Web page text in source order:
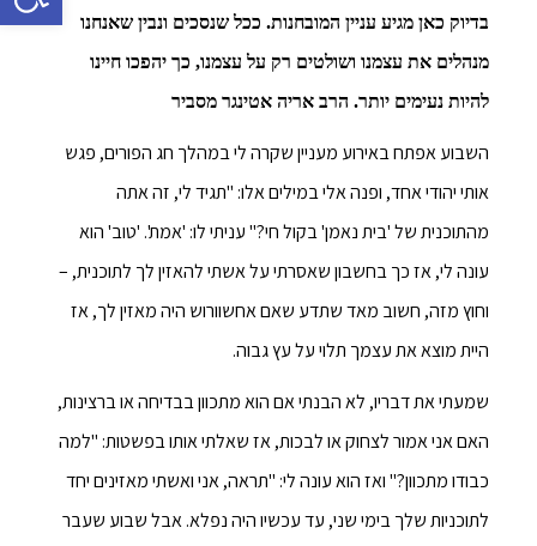
בדיוק כאן מגיע עניין המובחנות. ככל שנסכים ונבין שאנחנו
מנהלים את עצמנו ושולטים רק על עצמנו, כך יהפכו חיינו
להיות נעימים יותר. הרב אריה אטינגר מסביר
השבוע אפתח באירוע מעניין שקרה לי במהלך חג הפורים, פגש
אותי יהודי אחד, ופנה אלי במילים אלו: "תגיד לי, זה אתה
מהתוכנית של 'בית נאמן' בקול חי?" עניתי לו: 'אמת'. 'טוב' הוא
עונה לי, אז כך בחשבון שאסרתי על אשתי להאזין לך לתוכנית, –
וחוץ מזה, חשוב מאד שתדע שאם אחשוורוש היה מאזין לך, אז
היית מוצא את עצמך תלוי על עץ גבוה.
שמעתי את דבריו, לא הבנתי אם הוא מתכוון בבדיחה או ברצינות,
האם אני אמור לצחוק או לבכות, אז שאלתי אותו בפשטות: "למה
כבודו מתכוון?" ואז הוא עונה לי: "תראה, אני ואשתי מאזינים יחד
לתוכניות שלך בימי שני, עד עכשיו היה נפלא. אבל שבוע שעבר